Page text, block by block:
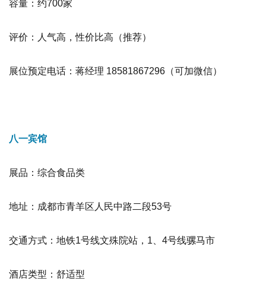
容量：约700家
评价：人气高，性价比高 （推荐）
展位预定电话：蒋经理 18581867296（可加微信）
八一宾馆
展品：综合食品类
地址：成都市青羊区人民中路二段53号
交通方式：地铁1号线文殊院站，1、4号线骡马市
酒店类型：舒适型